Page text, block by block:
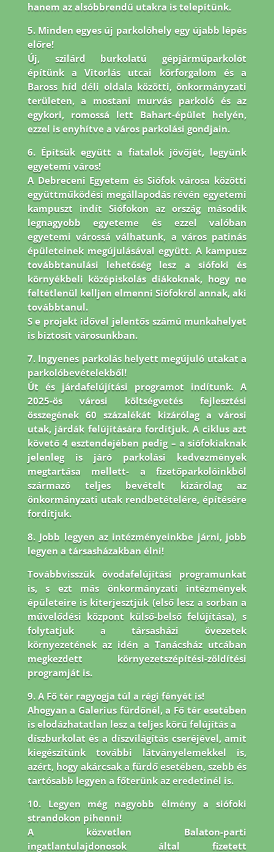
hanem az alsóbbrendű utakra is telepítünk.
5. Minden egyes új parkolóhely egy újabb lépés
előre!
Új, szilárd burkolatú gépjárműparkolót
építünk a Vitorlás utcai körforgalom és a
Baross híd déli oldala közötti, önkormányzati
területen, a mostani murvás parkoló és az
egykori, romossá lett Bahart-épület helyén,
ezzel is enyhítve a város parkolási gondjain.
6. Építsük együtt a fiatalok jövőjét, legyünk
egyetemi város!
A Debreceni Egyetem és Siófok városa közötti
együttműködési megállapodás révén egyetemi
kampuszt indít Siófokon az ország második
legnagyobb egyeteme és ezzel valóban
egyetemi várossá válhatunk, a város patinás
épületeinek megújulásával együtt. A kampusz
továbbtanulási lehetőség lesz a siófoki és
környékbeli középiskolás diákoknak, hogy ne
feltétlenül kelljen elmenni Siófokról annak, aki
továbbtanul.
S e projekt idővel jelentős számú munkahelyet
is biztosít városunkban.
7. Ingyenes parkolás helyett megújuló utakat a
parkolóbevételekből!
Út és járdafelújítási programot indítunk. A
2025-ös városi költségvetés fejlesztési
összegének 60 százalékát kizárólag a városi
utak, járdák felújítására fordítjuk. A ciklus azt
követő 4 esztendejében pedig – a siófokiaknak
jelenleg is járó parkolási kedvezmények
megtartása mellett- a fizetőparkolóinkból
származó teljes bevételt kizárólag az
önkormányzati utak rendbetételére, építésére
fordítjuk.
8. Jobb legyen az intézményeinkbe járni, jobb
legyen a társasházakban élni!
Továbbvisszük óvodafelújítási programunkat
is, s ezt más önkormányzati intézmények
épületeire is kiterjesztjük (első lesz a sorban a
művelődési központ külső-belső felújítása), s
folytatjuk a társasháziövezetek
környezetének az idén a Tanácsház utcában
megkezdett környezetszépítési-zöldítési
programját is.
9. A Fő tér ragyogja túl a régi fényét is!
Ahogyan a Galerius fürdőnél, a Fő tér esetében
is elodázhatatlan lesz a teljes körű felújítás a
díszburkolat és a díszvilágítás cseréjével, amit
kiegészítünk további látványelemekkel is,
azért, hogy akárcsak a fürdő esetében, szebb és
tartósabb legyen a főterünk az eredetinél is.
10. Legyen még nagyobb élmény a siófoki
strandokon pihenni!
A közvetlen Balaton-parti
ingatlantulajdonosok által fizetett